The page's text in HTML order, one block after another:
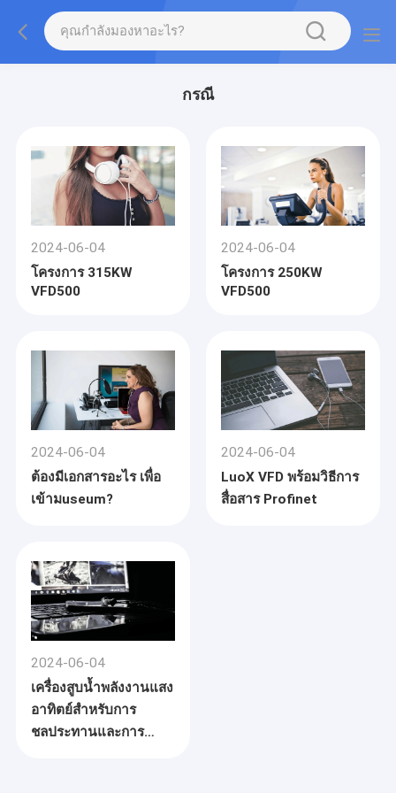
กรณี
2024-06-04
โครงการ 315KW
VFD500
2024-06-04
โครงการ 250KW
VFD500
2024-06-04
ต้องมีเอกสารอะไร เพื่อ
เข้ามuseum?
2024-06-04
LuoX VFD พร้อมวิธีการ
สื่อสาร Profinet
2024-06-04
เครื่องสูบน้ำพลังงานแสง
อาทิตย์สำหรับการ
ชลประทานและการ